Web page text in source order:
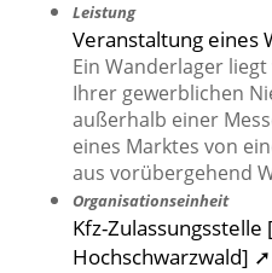
Leistung
Veranstaltung eines
Ein Wanderlager
Ihrer gewerblichen
außerhalb einer
eines Marktes von
aus vorübergehend
Organisationseinheit
Kfz-
Hochschwarzwald] ➚